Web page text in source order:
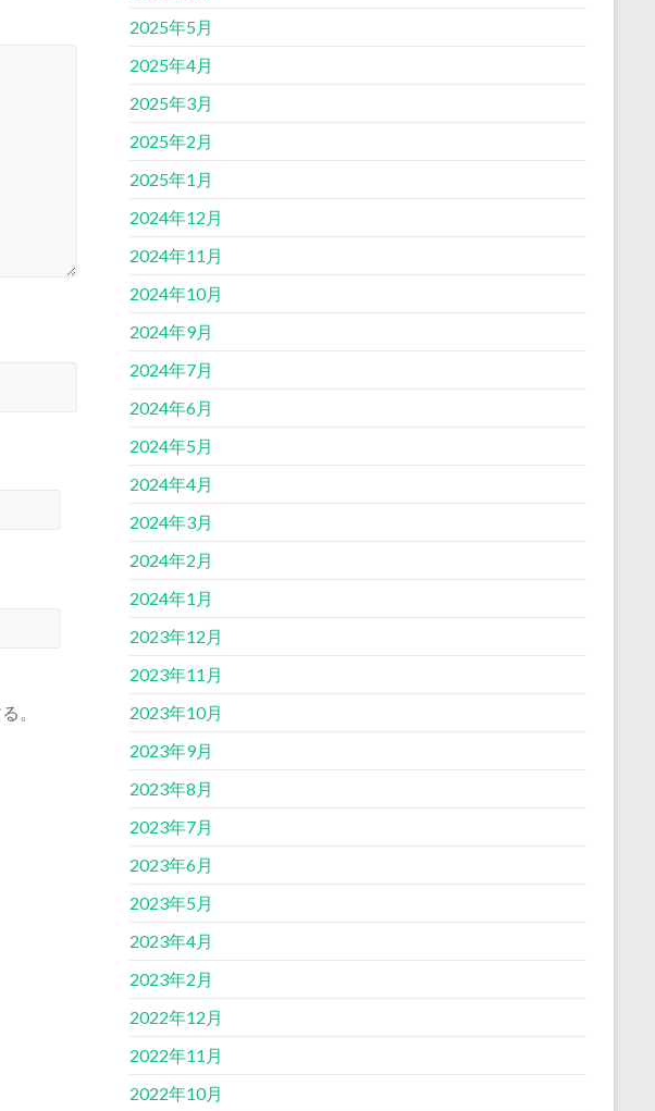
。
2025年5月
2025年4月
2025年3月
2025年2月
2025年1月
2024年12月
2024年11月
2024年10月
2024年9月
2024年7月
2024年6月
2024年5月
2024年4月
2024年3月
2024年2月
2024年1月
2023年12月
2023年11月
2023年10月
2023年9月
2023年8月
2023年7月
2023年6月
2023年5月
2023年4月
2023年2月
2022年12月
2022年11月
2022年10月